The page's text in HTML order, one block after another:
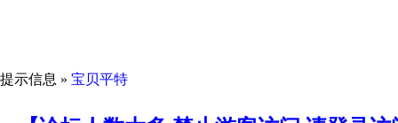
提示信息 » 宝贝平特